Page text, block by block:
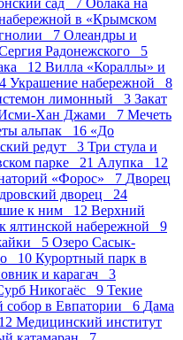
в «Крымском
7 Олеандры и
Радонежского 5
12 Вилла «Кораллы» и
Украшение набережной 8
лимонный 3 Закат
Хан Джами 7 Мечеть
альпак 16 «До
редут 3 Три стула и
парке 21 Алупка 12
«Форос» 7 Дворец
дворец 24
к ним 12 Верхний
ялтинской набережной 9
5 Озеро Сасык-
10 Курортный парк в
и карагач 3
Никогаёс 9 Текие
собор в Евпатории 6 Дама
Медицинский институт